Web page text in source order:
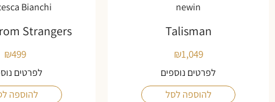
newin
Talisman
₪1,049
לפרטים נוספים
להוספה לסל
Bianchi
Strangers
₪499
לפרטים
להוספה